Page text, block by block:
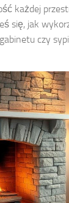
każdej
się, jak
czy